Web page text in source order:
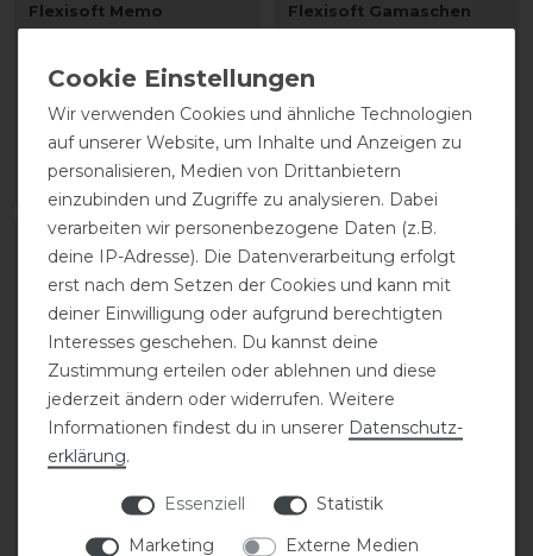
Flexisoft Memo
74,95 € *
Paar
ARTIKEL MERKEN
Flexisoft Gamaschen
64,95 € *
1 Paar
ARTIKEL MERKEN
Flex Classic Gamaschen
Sehnenschoner Basic
Wir verwenden Cookies und ähnliche Technologien
auf unserer Website, um Inhalte und Anzeigen zu
personalisieren, Medien von Drittanbietern
einzubinden und Zugriffe zu analysieren. Dabei
verarbeiten wir personenbezogene Daten (z.B.
deine IP-Adresse). Die Datenverarbeitung erfolgt
erst nach dem Setzen der Cookies und kann mit
deiner Einwilligung oder aufgrund berechtigten
Interesses geschehen. Du kannst deine
Zustimmung erteilen oder ablehnen und diese
jederzeit ändern oder widerrufen. Weitere
Informationen findest du in unserer Daten­schutz­
erklärung.
Essenziell
Statistik
Marketing
Externe Medien